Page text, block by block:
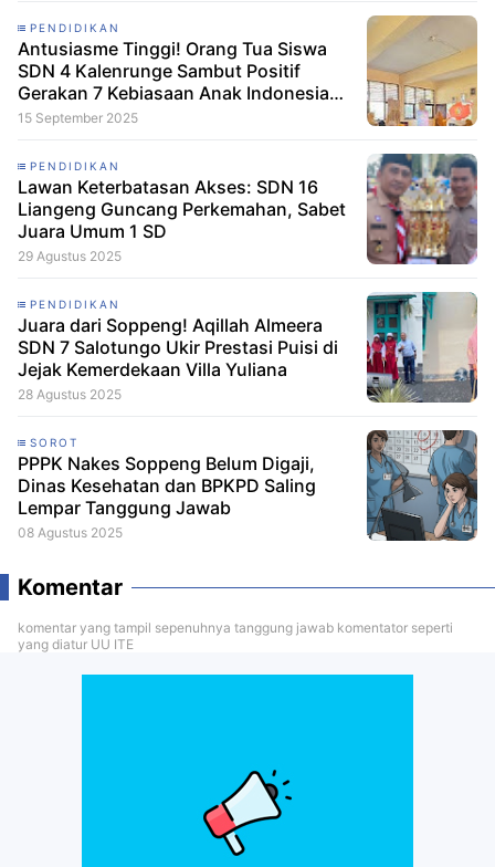
PENDIDIKAN
Antusiasme Tinggi! Orang Tua Siswa
SDN 4 Kalenrunge Sambut Positif
Gerakan 7 Kebiasaan Anak Indonesia
Hebat
15 September 2025
PENDIDIKAN
Lawan Keterbatasan Akses: SDN 16
Liangeng Guncang Perkemahan, Sabet
Juara Umum 1 SD
29 Agustus 2025
PENDIDIKAN
Juara dari Soppeng! Aqillah Almeera
SDN 7 Salotungo Ukir Prestasi Puisi di
Jejak Kemerdekaan Villa Yuliana
28 Agustus 2025
SOROT
PPPK Nakes Soppeng Belum Digaji,
Dinas Kesehatan dan BPKPD Saling
Lempar Tanggung Jawab
08 Agustus 2025
Komentar
komentar yang tampil sepenuhnya tanggung jawab komentator seperti
yang diatur UU ITE